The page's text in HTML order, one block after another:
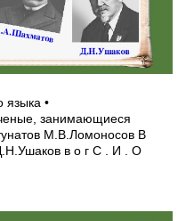
языка •
занимающиеся
М.В.Ломоносов В
в о г С . И . О